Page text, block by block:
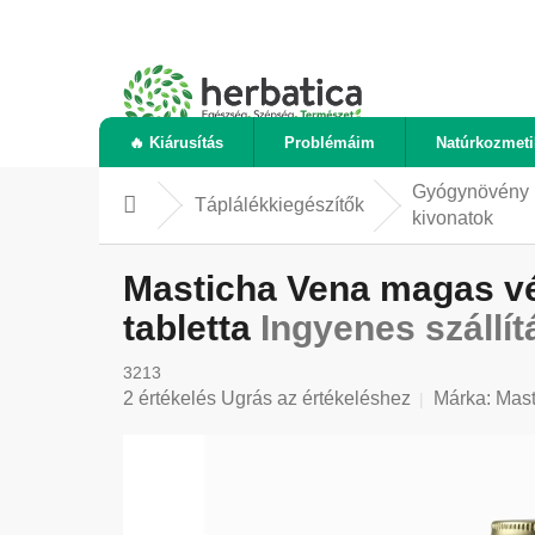
🔥 Kiárusítás Problémáim
KezdőlapTáplálékkiegészítők
Gyógynövény
kivonatok
Masticha Vena magas
tabletta Ingyenes
3213
A
2 értékelés Ugrás az értékeléshez Márka: